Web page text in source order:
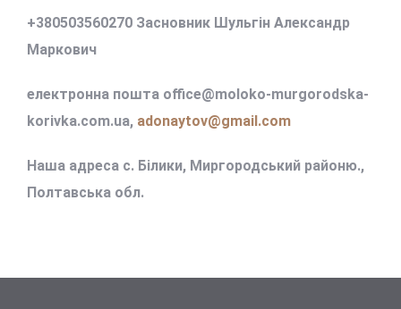
+380503560270 Засновник Шульгін Александр
Маркович
електронна пошта office@moloko-murgorodska-
korivka.com.ua, adonaytov@gmail.com
Наша адреса с. Білики, Миргородський районю.,
Полтавська обл.